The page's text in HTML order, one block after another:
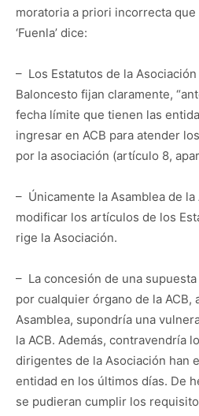
moratoria a priori incorrecta que
‘Fuenla’ dice:
– Los Estatutos de la
Baloncesto fijan claramente,
fecha límite que tienen las
ingresar en ACB para atender
por la asociación (artículo 8,
– Únicamente la Asamblea de
modificar los artículos de los
rige la Asociación.
– La concesión de una
por cualquier órgano de la ACB,
Asamblea, supondría una
la ACB. Además, contravendría
dirigentes de la Asociación han
entidad en los últimos días. De
se pudieran cumplir los